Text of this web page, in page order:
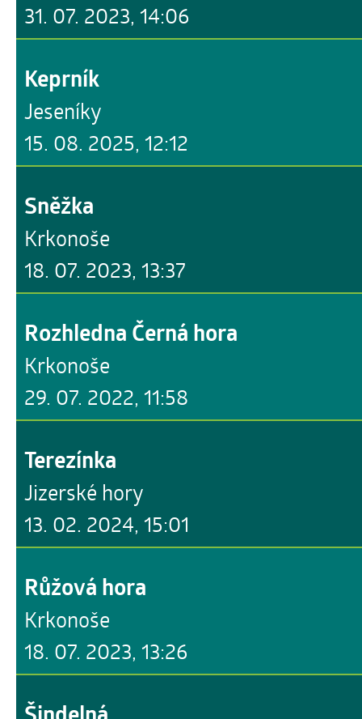
31. 07. 2023, 14:06
15. 08. 2025, 12:12
Keprník
Jeseníky
18. 07. 2023, 13:37
Sněžka
Krkonoše
29. 07. 2022, 11:58
Rozhledna Černá hora
Krkonoše
13. 02. 2024, 15:01
Terezínka
Jizerské hory
18. 07. 2023, 13:26
Růžová hora
Krkonoše